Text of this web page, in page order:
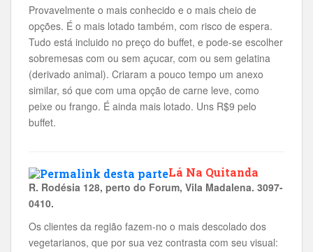
Provavelmente o mais conhecido e o mais cheio de
opções. É o mais lotado também, com risco de espera.
Tudo está incluido no preço do buffet, e pode-se escolher
sobremesas com ou sem açucar, com ou sem gelatina
(derivado animal). Criaram a pouco tempo um anexo
similar, só que com uma opção de carne leve, como
peixe ou frango. É ainda mais lotado. Uns R$9 pelo
buffet.
Lá Na Quitanda
R. Rodésia 128, perto do Forum, Vila Madalena. 3097-
0410.
Os clientes da região fazem-no o mais descolado dos
vegetarianos, que por sua vez contrasta com seu visual: